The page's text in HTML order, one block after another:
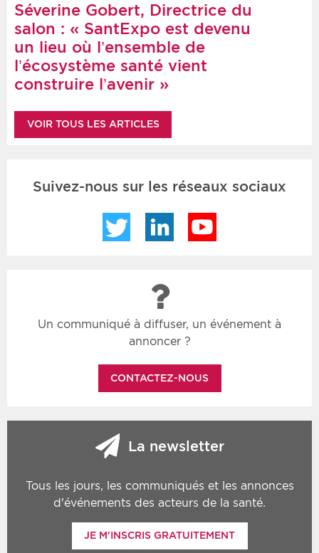
Séverine Gobert, Directrice du
salon : « SantExpo est devenu
un lieu où l’ensemble de
l’écosystème santé vient
construire l’avenir »
VOIR TOUS LES ARTICLES
Suivez-nous sur les réseaux sociaux
Twitter LinkedIn
Un communiqué à diffuser, un événement à
annoncer ?
CONTACTEZ-NOUS
La newsletter
Tous les jours, les communiqués et les annonces
d'événements des acteurs de la santé.
JE M'INSCRIS GRATUITEMENT